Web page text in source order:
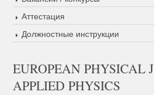
Аттестация
Должностные инструкции
EUROPEAN PHYSICAL
APPLIED PHYSICS